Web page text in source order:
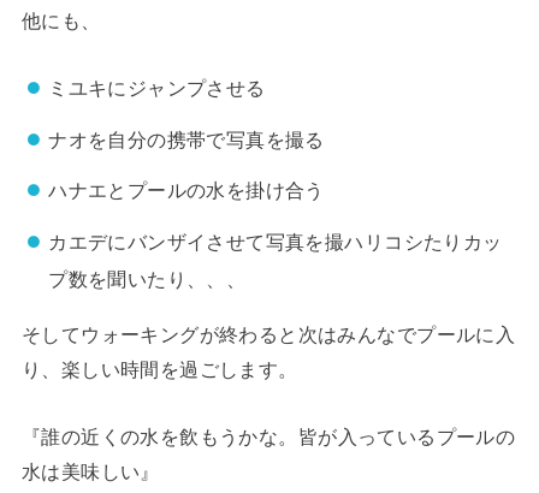
他にも、
ミユキにジャンプさせる
ナオを自分の携帯で写真を撮る
ハナエとプールの水を掛け合う
カエデにバンザイさせて写真を撮ハリコシたりカッ
プ数を聞いたり、、、
そしてウォーキングが終わると次はみんなでプールに入
り、楽しい時間を過ごします。
『誰の近くの水を飲もうかな。皆が入っているプールの
水は美味しい』